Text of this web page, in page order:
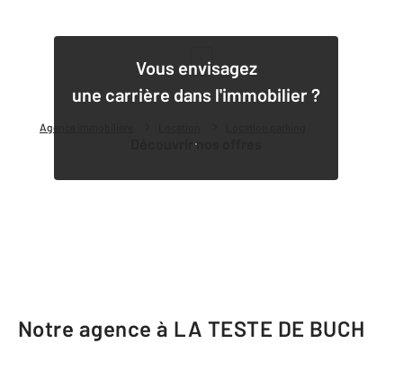
Agence immobilière
Vous envisagez
une carrière dans l'immobilier ?
Découvrir nos offres
1
Notre agence à LA TESTE DE BUCH